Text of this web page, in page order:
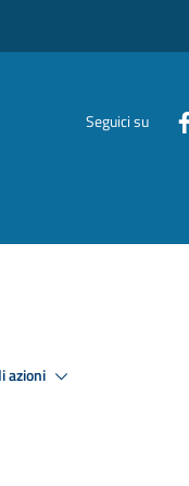
Seguici su
azioni